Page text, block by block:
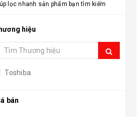
lọc nhanh sản phẩm bạn tìm kiếm
hiệu
Toshiba
bán